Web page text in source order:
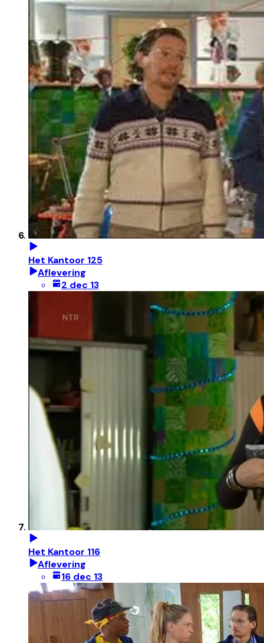
Het Kantoor 125
Aflevering
2 dec 13
Het Kantoor 116
Aflevering
16 dec 13